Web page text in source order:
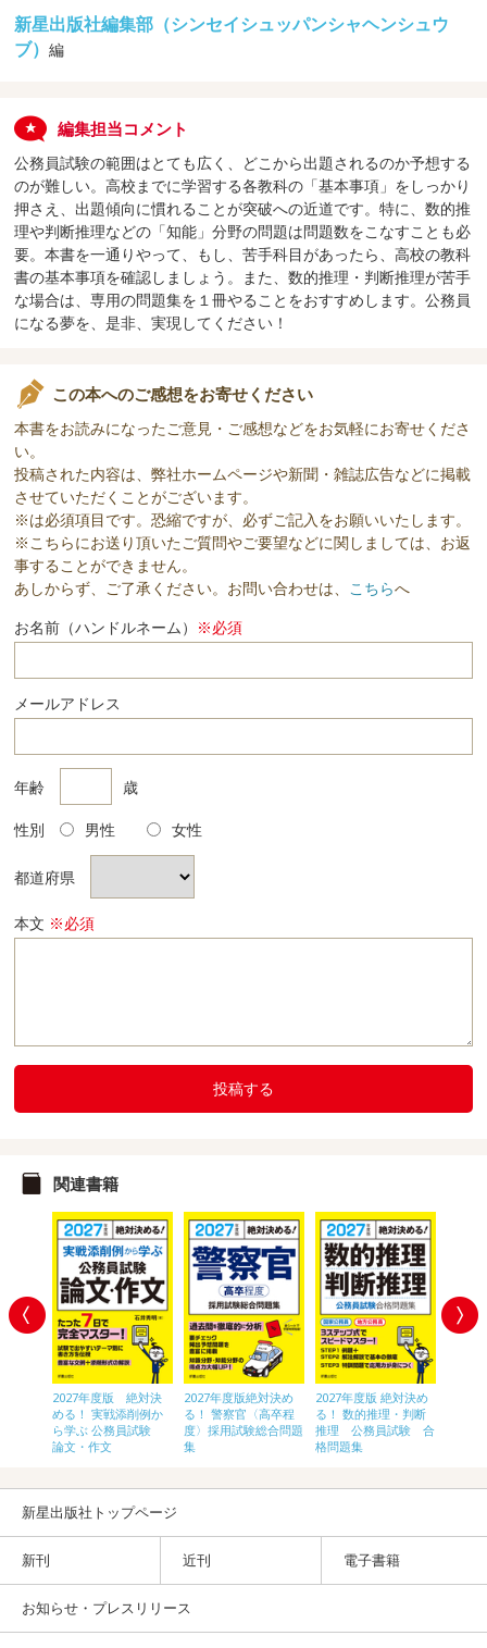
新星出版社編集部（シンセイシュッパンシャヘンシュウ
ブ）編
編集担当コメント
公務員試験の範囲はとても広く、どこから出題されるのか予想する
のが難しい。高校までに学習する各教科の「基本事項」をしっかり
押さえ、出題傾向に慣れることが突破への近道です。特に、数的推
理や判断推理などの「知能」分野の問題は問題数をこなすことも必
要。本書を一通りやって、もし、苦手科目があったら、高校の教科
書の基本事項を確認しましょう。また、数的推理・判断推理が苦手
な場合は、専用の問題集を１冊やることをおすすめします。公務員
になる夢を、是非、実現してください！
この本へのご感想をお寄せください
本書をお読みになったご意見・ご感想などをお気軽にお寄せくださ
い。
投稿された内容は、弊社ホームページや新聞・雑誌広告などに掲載
させていただくことがございます。
※は必須項目です。恐縮ですが、必ずご記入をお願いいたします。
※こちらにお送り頂いたご質問やご要望などに関しましては、お返
事することができません。
あしからず、ご了承ください。お問い合わせは、 こちらへ
お名前（ハンドルネーム） ※必須
メールアドレス
年齢 歳
性別 男性 女性
都道府県
本文 ※必須
投稿する
関連書籍
2027年度版 絶対決
める！ 実戦添削例か
ら学ぶ 公務員試験
論文・作文
2027年度版絶対決め
る！ 警察官〈高卒程
度〉採用試験総合問題
集
2027年度版 絶対決め
る！ 数的推理・判断
推理 公務員試験 合
格問題集
新星出版社トップページ
新刊 近刊 電子書籍
お知らせ・プレスリリース